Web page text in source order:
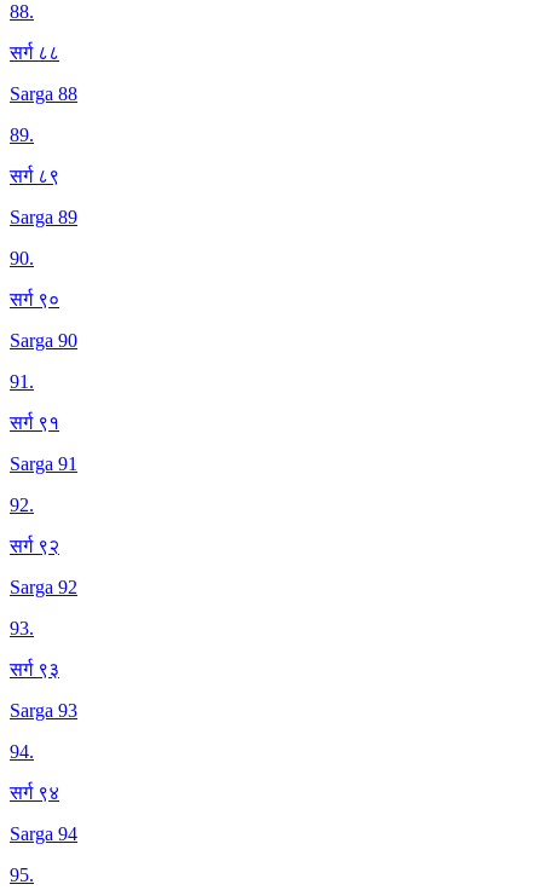
88.
सर्ग ८८
Sarga 88
89.
सर्ग ८९
Sarga 89
90.
सर्ग ९०
Sarga 90
91.
सर्ग ९१
Sarga 91
92.
सर्ग ९२
Sarga 92
93.
सर्ग ९३
Sarga 93
94.
सर्ग ९४
Sarga 94
95.